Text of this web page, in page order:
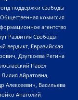
поддержки свободы
комиссия
агентство
Развития Свободы
вердикт, Евразийская
Дзугкоева Регина
Павел
Айратовна,
Алексеевич, Васильева
Анатолий